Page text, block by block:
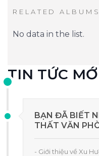
RELATED ALBUMS
No data in the list.
TIN TỨC
BẠN ĐÃ BIẾT
THẤT VĂN
- Giới thiệu về Xu